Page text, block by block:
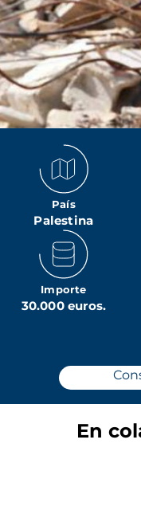
País
Palestina
Importe
30.000 euros.
En